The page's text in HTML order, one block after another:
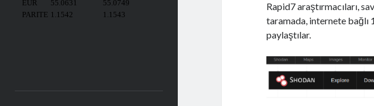
Rapid7 araştırmacıları,
taramada, internete bağlı
paylaştılar.